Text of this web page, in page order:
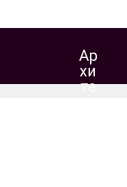
Ар
Хи
Те